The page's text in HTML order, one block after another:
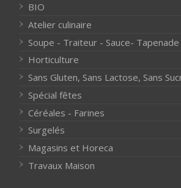
BIO
Atelier culinaire
Soupe - Traiteur - Sauce- Tapenade
Horticulture
Sans Gluten, Sans Lactose, Sans
Spécial fêtes
Céréales - Farines
Surgelés
Magasins et Horeca
Travaux Maison